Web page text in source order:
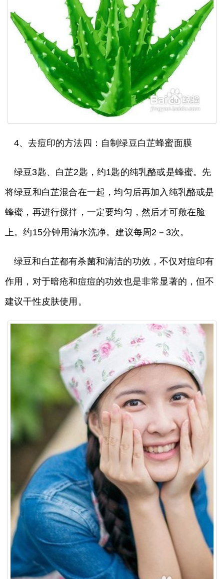
4、去痘印的方法四：自制绿豆白芷蜂蜜面膜
绿豆3匙、白芷2匙，约1匙的纯乳酪或是蜂蜜。先
将绿豆和白芷混合在一起，均匀后再加入纯乳酪或是
蜂蜜，再进行搅拌，一定要均匀，然后才可敷在脸
上。约15分钟用清水洗净。建议每周2－3次。
绿豆和白芷都有杀菌和清洁的功效，不仅对痘印有
作用，对于暗疮和痘痘的功效也是非常显著的，但不
建议干性皮肤使用。